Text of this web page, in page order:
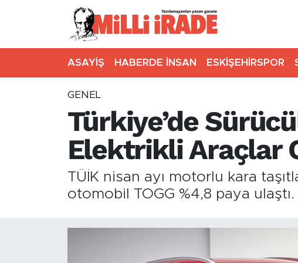
ASAYİŞ HABERDE İNSAN ESKİŞEHİRSPOR
GENEL
Türkiye’de
Elektrikli Araçlar
TÜİK nisan ayı motorlu kara
otomobil TOGG %4,8 paya